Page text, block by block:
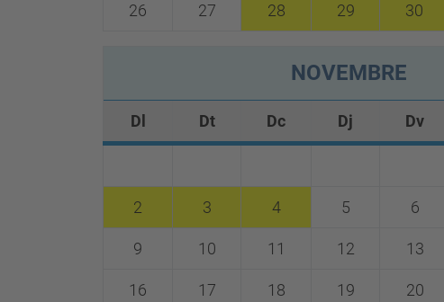
26 27 28 29 30
NOVEMBRE
Dl Dt Dc Dj Dv
2 3 4 5 6
9 10 11 12 13
16 17 18 19 20